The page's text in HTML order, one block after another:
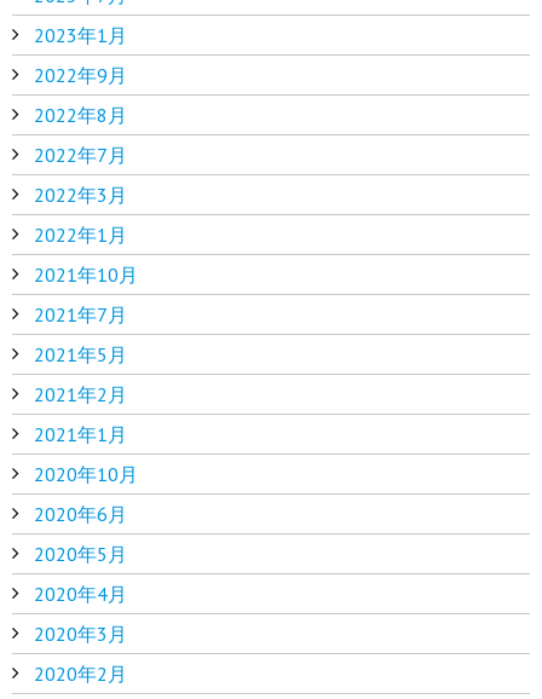
2023年1月
2022年9月
2022年8月
2022年7月
2022年3月
2022年1月
2021年10月
2021年7月
2021年5月
2021年2月
2021年1月
2020年10月
2020年6月
2020年5月
2020年4月
2020年3月
2020年2月